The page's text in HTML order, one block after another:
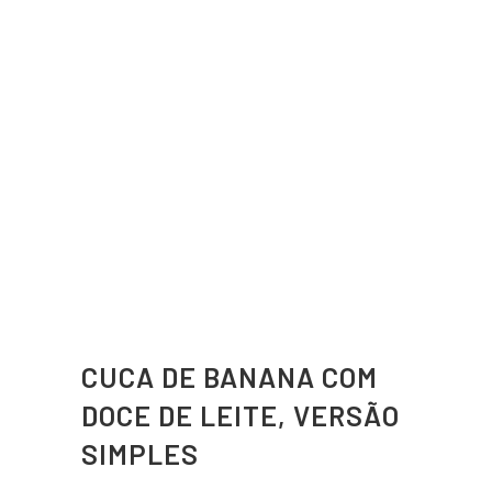
CUCA DE BANANA COM
DOCE DE LEITE, VERSÃO
SIMPLES